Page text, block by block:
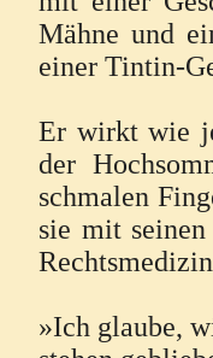
Mähne und
einer Tintin-
Er wirkt wie
der
schmalen
sie mit
»Ich glaube,